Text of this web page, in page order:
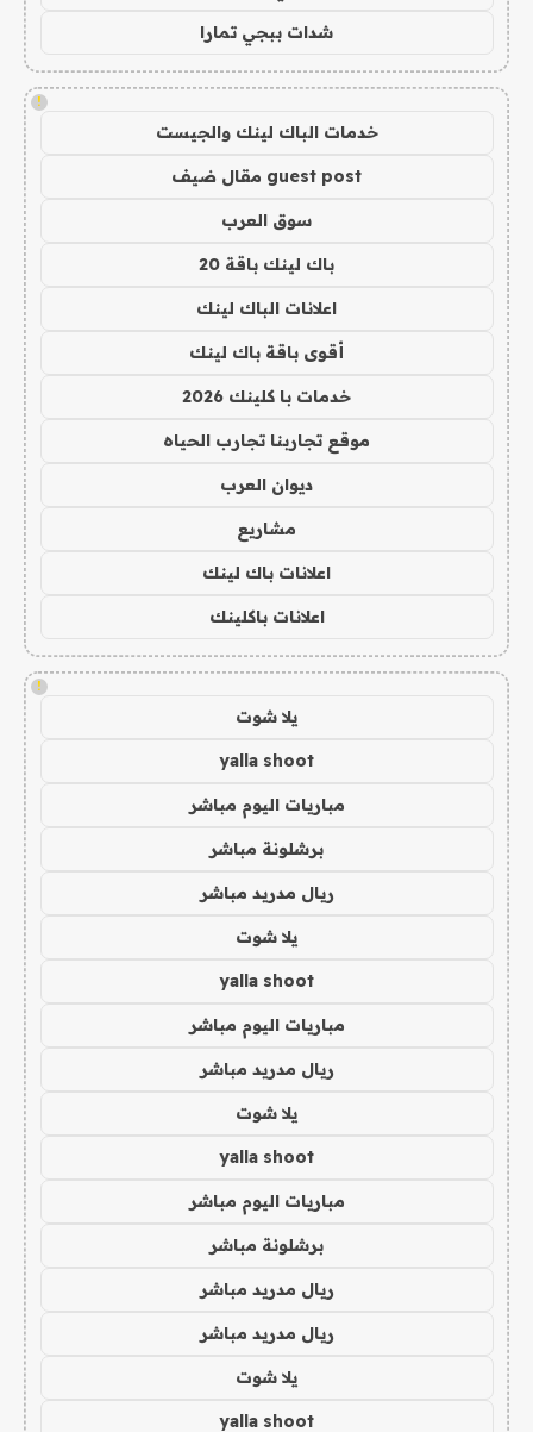
شدات ببجي تمارا
!
خدمات الباك لينك والجيست
guest post مقال ضيف
سوق العرب
باك لينك باقة 20
اعلانات الباك لينك
أقوى باقة باك لينك
خدمات با كلينك 2026
موقع تجاربنا تجارب الحياه
ديوان العرب
مشاريع
اعلانات باك لينك
اعلانات باكلينك
!
يلا شوت
yalla shoot
مباريات اليوم مباشر
برشلونة مباشر
ريال مدريد مباشر
يلا شوت
yalla shoot
مباريات اليوم مباشر
ريال مدريد مباشر
يلا شوت
yalla shoot
مباريات اليوم مباشر
برشلونة مباشر
ريال مدريد مباشر
ريال مدريد مباشر
يلا شوت
yalla shoot